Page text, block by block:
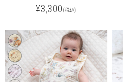
¥3,300 (税込)